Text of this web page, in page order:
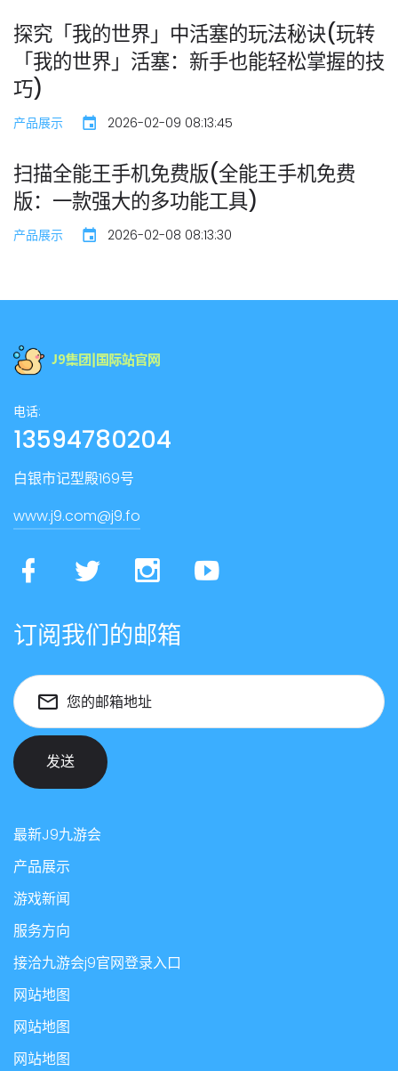
探究「我的世界」中活塞的玩法秘诀(玩转
「我的世界」活塞：新手也能轻松掌握的技
巧)
产品展示 2026-02-09 08:13:45
扫描全能王手机免费版(全能王手机免费
版：一款强大的多功能工具)
产品展示 2026-02-08 08:13:30
电话:
13594780204
白银市记型殿169号
www.j9.com@j9.fo
订阅我们的邮箱
您的邮箱地址
发送
最新J9九游会
产品展示
游戏新闻
服务方向
接洽九游会j9官网登录入口
网站地图
网站地图
网站地图